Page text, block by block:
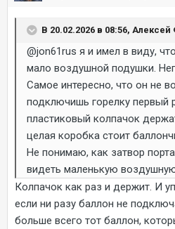
В 20.02.2026 в 08:56, Алексей
@jon61rus я и имел в виду,
мало воздушной подушки.
Самое интересно, что он не
подключишь горелку первый
пластиковый колпачок
целая коробка стоит
Не понимаю, как затвор
видеть маленькую
Колпачок как раз и держит. И
если ни разу баллон не
больше всего тот баллон,